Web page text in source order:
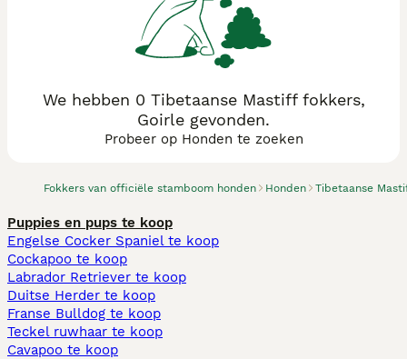
Fokkers van officiële stamboom honden Honden Tibetaanse
We hebben 0 Tibetaanse Mastiff fokkers,
Goirle gevonden.
Probeer op Honden te zoeken
Puppies en pups te koop
Engelse Cocker Spaniel te koop
Cockapoo te koop
Labrador Retriever te koop
Duitse Herder te koop
Franse Bulldog te koop
Teckel ruwhaar te koop
Cavapoo te koop